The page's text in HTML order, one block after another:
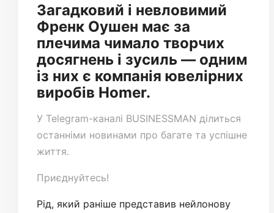
Загадковий і невловимий
Френк Оушен має за
плечима чимало творчих
досягнень і зусиль — одним
із них є компанія ювелірних
виробів Homer.
У Telegram-каналі BUSINESSMAN ділиться
останніми новинами про багате та успішне
життя.
Приєднуйтесь!
Рід, який раніше представив нейлонову